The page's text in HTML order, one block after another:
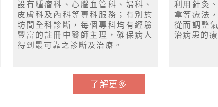
設有腫瘤科、心腦血管科、婦科、
皮膚科及內科等專科服務；有別於
坊間全科診斷，每個專科均有經驗
豐富的註冊中醫師主理，確保病人
得到最可靠之診斷及治療。
利用針灸
拿等療法
從而調整
治病患的
了解更多